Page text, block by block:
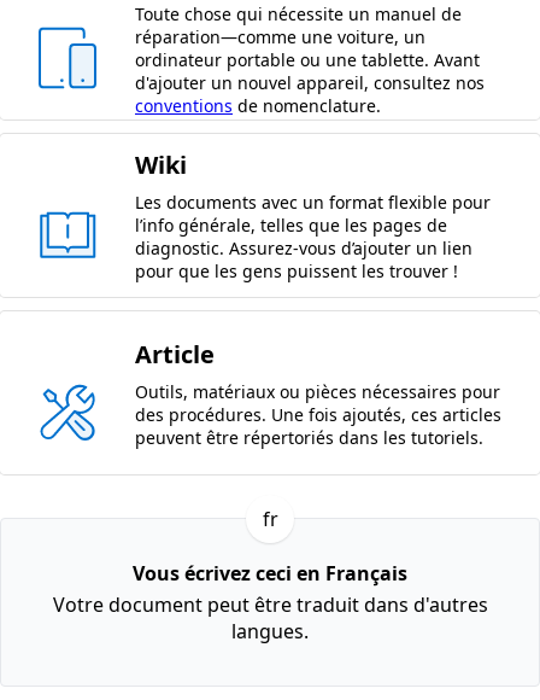
Toute chose qui nécessite un manuel de
réparation—comme une voiture, un
ordinateur portable ou une tablette. Avant
d'ajouter un nouvel appareil, consultez nos
conventions de nomenclature.
Wiki
Les documents avec un format flexible pour
l’info générale, telles que les pages de
diagnostic. Assurez-vous d’ajouter un lien
pour que les gens puissent les trouver !
Article
Outils, matériaux ou pièces nécessaires pour
des procédures. Une fois ajoutés, ces articles
peuvent être répertoriés dans les tutoriels.
fr
Vous écrivez ceci en Français
Votre document peut être traduit dans d'autres
langues.